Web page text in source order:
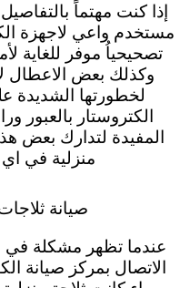
إذا كنت مهتماً
مستخدم واعي لاجهزة
تصحيحياُ موفر للغاية
وكذلك بعض الاعطال
لخطورتها الشديدة
الكتروستار بالعبور
المفيدة لتدارك بعض
منزلية في
صيانة
عندما تظهر مشكلة في
الاتصال بمركز صيانة